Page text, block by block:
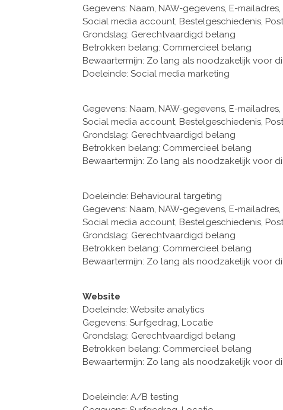
Gegevens: Naam, NAW-gegevens, E-
Social media account, Bestelgeschiedenis,
Grondslag: Gerechtvaardigd belang
Betrokken belang: Commercieel belang
Bewaartermijn: Zo lang als noodzakelijk voor
Doeleinde: Social media marketing
Gegevens: Naam, NAW-gegevens, E-
Social media account, Bestelgeschiedenis,
Grondslag: Gerechtvaardigd belang
Betrokken belang: Commercieel belang
Bewaartermijn: Zo lang als noodzakelijk voor
Doeleinde: Behavioural targeting
Gegevens: Naam, NAW-gegevens, E-
Social media account, Bestelgeschiedenis,
Grondslag: Gerechtvaardigd belang
Betrokken belang: Commercieel belang
Bewaartermijn: Zo lang als noodzakelijk voor
Website
Doeleinde: Website analytics
Gegevens: Surfgedrag, Locatie
Grondslag: Gerechtvaardigd belang
Betrokken belang: Commercieel belang
Bewaartermijn: Zo lang als noodzakelijk voor
Doeleinde: A/B testing